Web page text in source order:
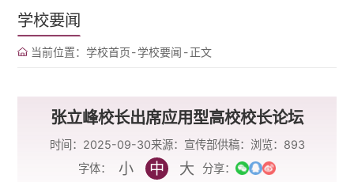
学校要闻
当前位置： 学校首页-学校要闻 -正文
张立峰校长出席应用型高校校长论坛
时间：2025-09-30来源：宣传部供稿： 浏览： 893
字体：
小 中 大 分享：